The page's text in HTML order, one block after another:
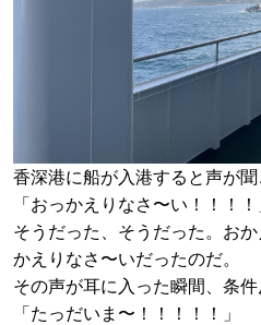
香深港に船が入港すると声が
「おっかえりなさ〜い！！！！
そうだった、そうだった。お
かえりなさ〜いだったのだ。
その声が耳に入った瞬間、条件
「たっだいま〜！！！！！」